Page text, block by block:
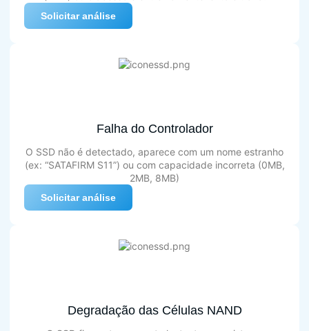
Solicitar análise
Falha do Controlador
O SSD não é detectado, aparece com um nome estranho
(ex: “SATAFIRM S11”) ou com capacidade incorreta (0MB,
2MB, 8MB)
Solicitar análise
Degradação das Células NAND